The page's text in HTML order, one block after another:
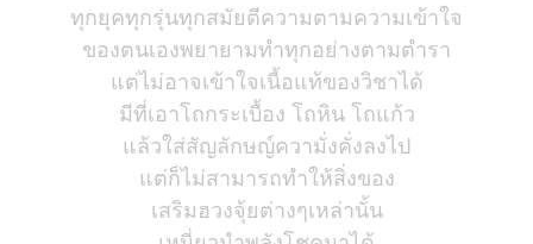
ทุกยุคทุกรุ่นทุกสมัยตีความตามความเข้าใจ
ของตนเองพยายามทำทุกอย่างตามตำรา
แต่ไม่อาจเข้าใจเนื้อแท้ของวิชาได้
มีที่เอาโถกระเบื้อง โถหิน โถแก้ว
แล้วใส่สัญลักษญ์ความั่งคั่งลงไป
แต่ก็ไม่สามารถทำให้สิ่งของ
เสริมฮวงจุ้ยต่างๆเหล่านั้น